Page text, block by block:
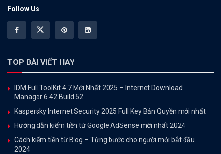
Follow Us
TOP BÀI VIẾT HAY
IDM Full ToolKit 4.7 Mới Nhất 2025 – Internet Download
Manager 6.42 Build 52
Kaspersky Internet Security 2025 Full Key Bản Quyền mới nhất
Hướng dẫn kiếm tiền từ Google AdSense mới nhất 2024
Cách kiếm tiền từ Blog – Từng bước cho người mới bắt đầu
2024